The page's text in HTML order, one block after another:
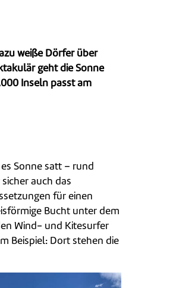
weiße Dörfer über
geht die Sonne
Inseln passt am
Sonne satt – rund
auch das
für einen
Bucht unter dem
Wind- und Kitesurfer
Beispiel: Dort stehen die